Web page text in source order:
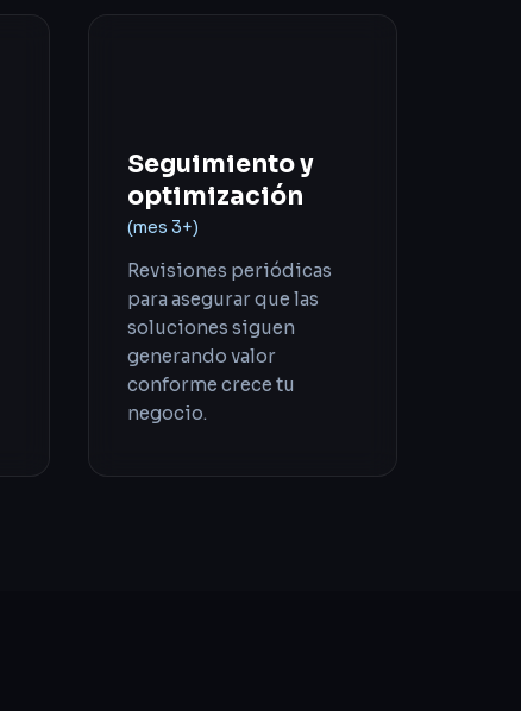
Seguimiento y
optimización
(mes 3+)
Revisiones periódicas
para asegurar que las
soluciones siguen
generando valor
conforme crece tu
negocio.